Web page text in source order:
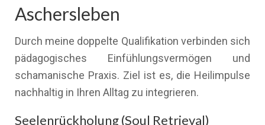
Aschersleben
Durch meine doppelte Qualifikation verbinden sich
pädagogisches Einfühlungsvermögen und
schamanische Praxis. Ziel ist es, die Heilimpulse
nachhaltig in Ihren Alltag zu integrieren.
Seelenrückholung (Soul Retrieval)